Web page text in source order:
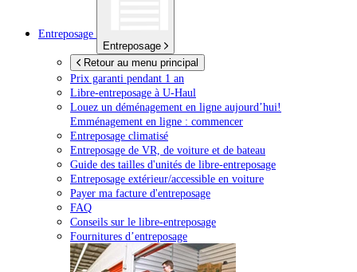
Entreposage
Entreposage
Retour au menu principal
Prix garanti pendant 1 an
Libre-entreposage à U-Haul
Louez un déménagement en ligne aujourd’hui!
Emménagement en ligne : commencer
Entreposage climatisé
Entreposage de VR, de voiture et de bateau
Guide des tailles d'unités de libre-entreposage
Entreposage extérieur/accessible en voiture
Payer ma facture d'entreposage
FAQ
Conseils sur le libre-entreposage
Fournitures d’entreposage